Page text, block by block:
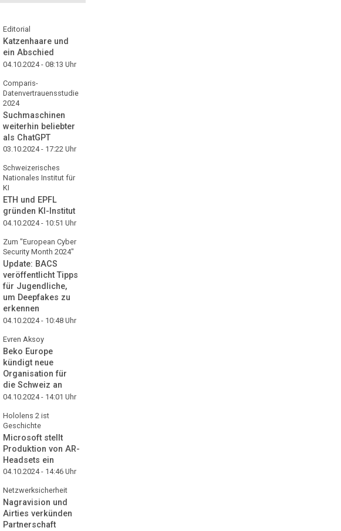
Editorial
Katzenhaare und
ein Abschied
04.10.2024 - 08:13 Uhr
Comparis-
Datenvertrauensstudie
2024
Suchmaschinen
weiterhin beliebter
als ChatGPT
03.10.2024 - 17:22 Uhr
Schweizerisches
Nationales Institut für
KI
ETH und EPFL
gründen KI-Institut
04.10.2024 - 10:51 Uhr
Zum "European Cyber
Security Month 2024"
Update: BACS
veröffentlicht Tipps
für Jugendliche,
um Deepfakes zu
erkennen
04.10.2024 - 10:48 Uhr
Evren Aksoy
Beko Europe
kündigt neue
Organisation für
die Schweiz an
04.10.2024 - 14:01 Uhr
Hololens 2 ist
Geschichte
Microsoft stellt
Produktion von AR-
Headsets ein
04.10.2024 - 14:46 Uhr
Netzwerksicherheit
Nagravision und
Airties verkünden
Partnerschaft